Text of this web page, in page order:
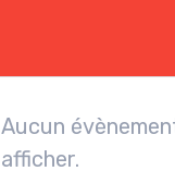
Aucun
afficher.